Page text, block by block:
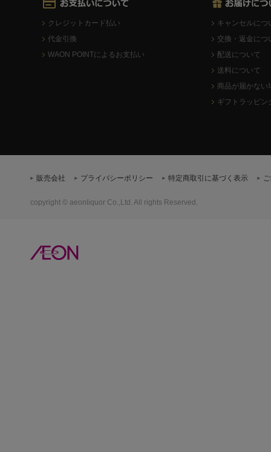
クレジットカード払い
代金引換
WAON POINTによるお支払い
キャンセルにつ
交換・返金につ
配送について
送料について
商品が届かない
ギフトラッピン
販売会社 プライバシーポリシー 特定商取引に基づく表示
copyright © aeonliquor Co.,Ltd. All rights Reserved.